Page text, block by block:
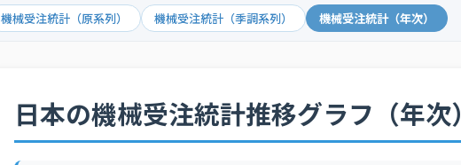
機械受注統計（原系列） 機械受注統計（季調系列） 機械受注統計（年次）
日本の機械受注統計推移グラフ（年次）